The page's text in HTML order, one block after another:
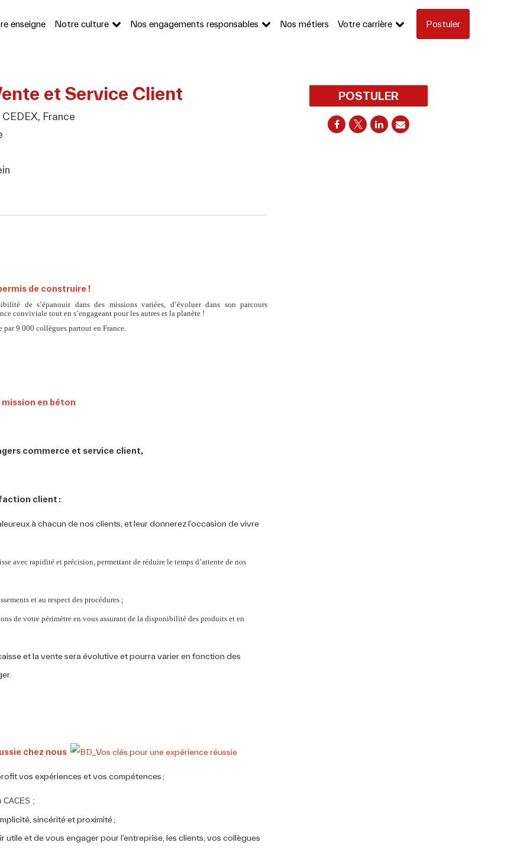
enseigne Notre culture Nos engagements responsables Nos métiers Votre carrière Postuler
et Service Client
France
de construire !
de s’épanouir dans des missions variées, d’évoluer dans son parcours
conviviale tout en s’engageant pour les autres et la planète !
9 000 collègues partout en France.
commerce et service client,
client :
à chacun de nos clients, et leur donnerez l’occasion de vivre
avec rapidité et précision, permettant de réduire le temps d’attente de nos
et au respect des procédures ;
de votre périmètre en vous assurant de la disponibilité des produits et en
et la vente sera évolutive et pourra varier en fonction des
chez nous
vos expériences et vos compétences ;
CACES ;
sincérité et proximité ;
utile et de vous engager pour l’entreprise, les clients, vos collègues
POSTULER